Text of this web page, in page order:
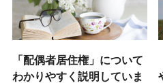
「配偶者居住権」について
わかりやすく説明していま